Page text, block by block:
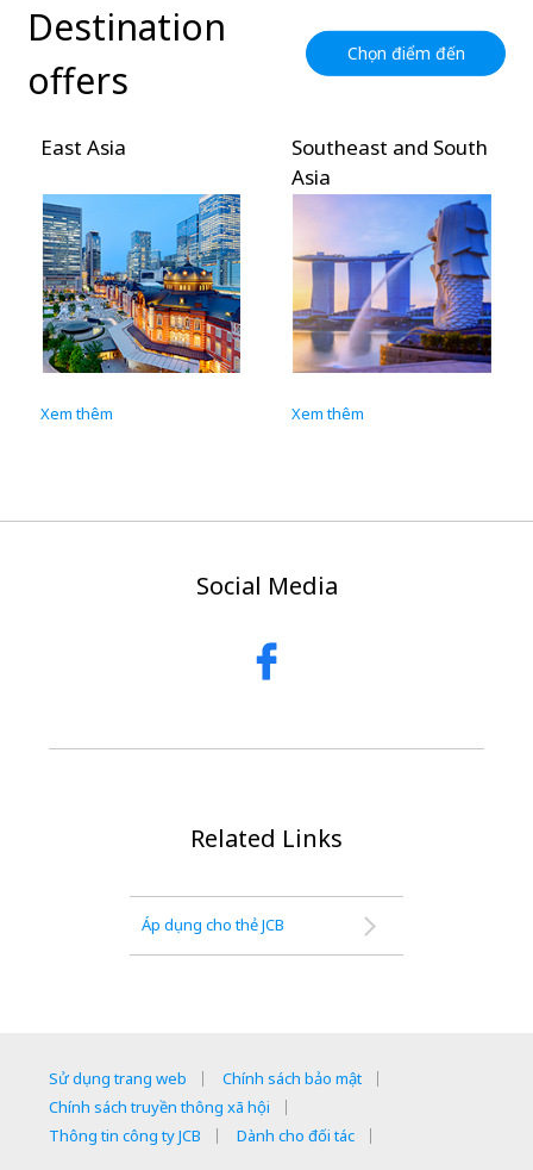
Destination
offers
Chọn điểm đến
East Asia
Xem thêm
Southeast and South
Asia
Xem thêm
Social Media
Related Links
Áp dụng cho thẻ JCB
Sử dụng trang web
Chính sách bảo mật
Chính sách truyền thông xã hội
Thông tin công ty JCB
Dành cho đối tác